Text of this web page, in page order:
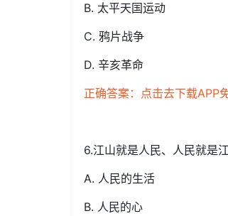
B. 太平天国运动
C. 鸦片战争
D. 辛亥革命
正确答案：点击去下载APP
6.江山就是人民、人民就是
A. 人民的生活
B. 人民的心